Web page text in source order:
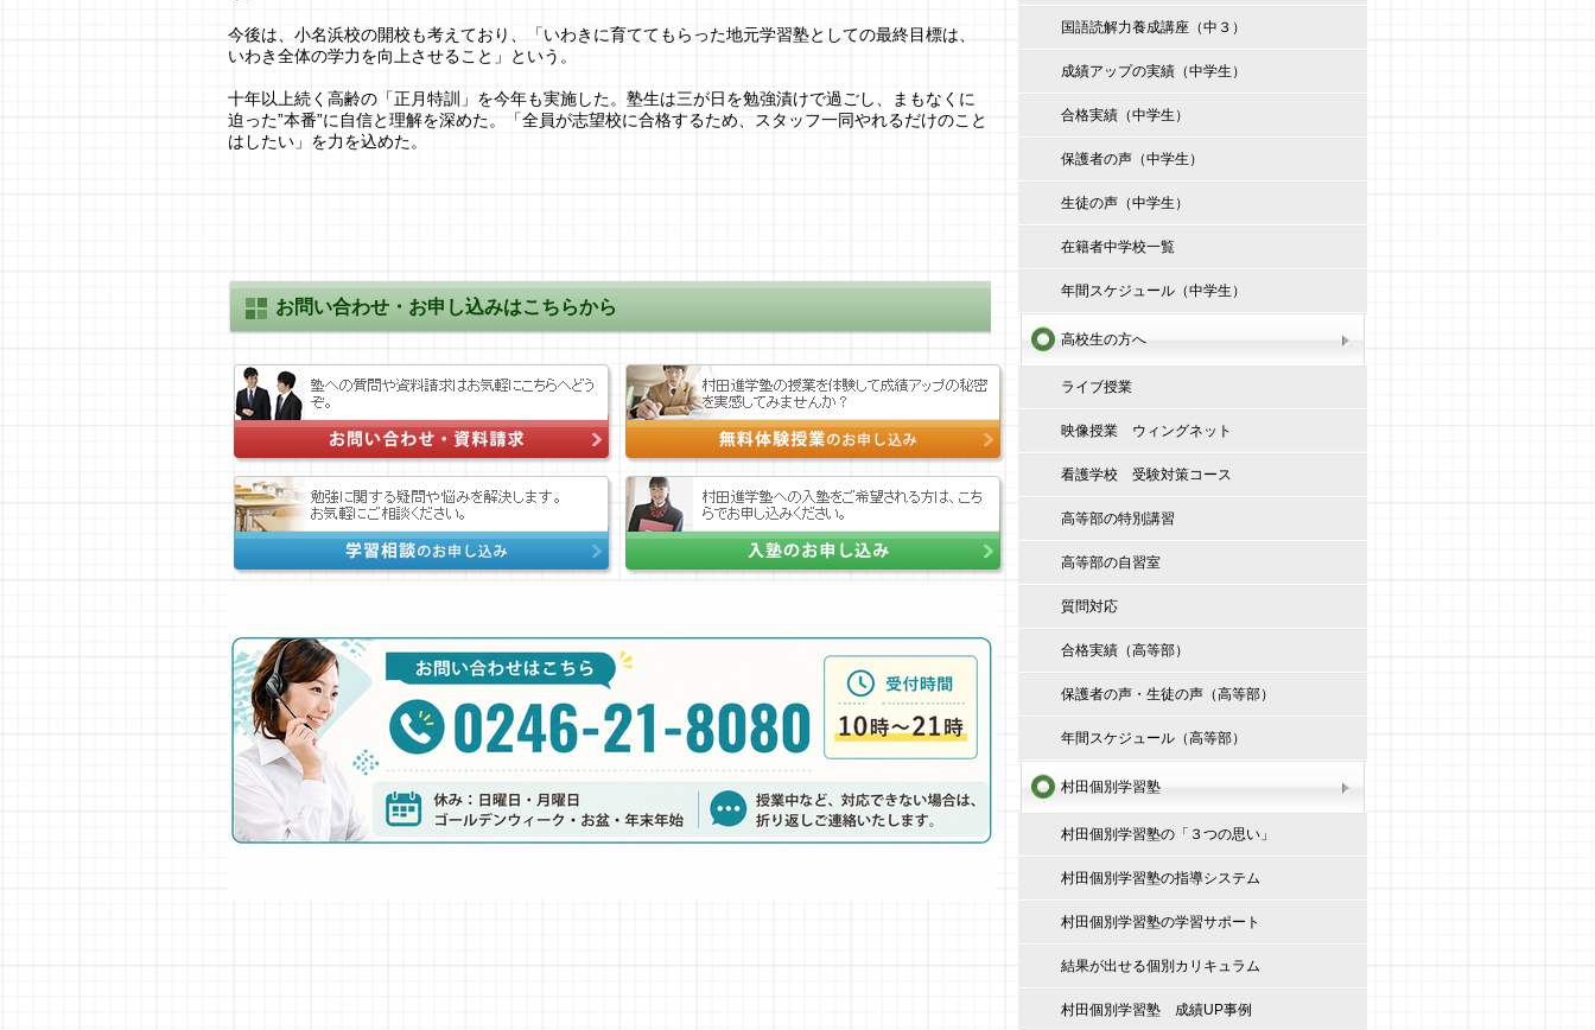
今後は、小名浜校の開校も考えており、「いわきに育ててもらった地元学習塾としての最終目標は、
いわき全体の学力を向上させること」という。
十年以上続く高齢の「正月特訓」を今年も実施した。塾生は三が日を勉強漬けで過ごし、まもなくに
迫った”本番”に自信と理解を深めた。「全員が志望校に合格するため、スタッフ一同やれるだけのこと
はしたい」を力を込めた。
お問い合わせ・お申し込みはこちらから
国語読解力養成講座（中３）
成績アップの実績（中学生）
合格実績（中学生）
保護者の声（中学生）
生徒の声（中学生）
在籍者中学校一覧
年間スケジュール（中学生）
高校生の方へ
ライブ授業
映像授業 ウィングネット
看護学校 受験対策コース
高等部の特別講習
高等部の自習室
質問対応
合格実績（高等部）
保護者の声・生徒の声（高等部）
年間スケジュール（高等部）
村田個別学習塾
村田個別学習塾の「３つの思い」
村田個別学習塾の指導システム
村田個別学習塾の学習サポート
結果が出せる個別カリキュラム
村田個別学習塾 成績UP事例